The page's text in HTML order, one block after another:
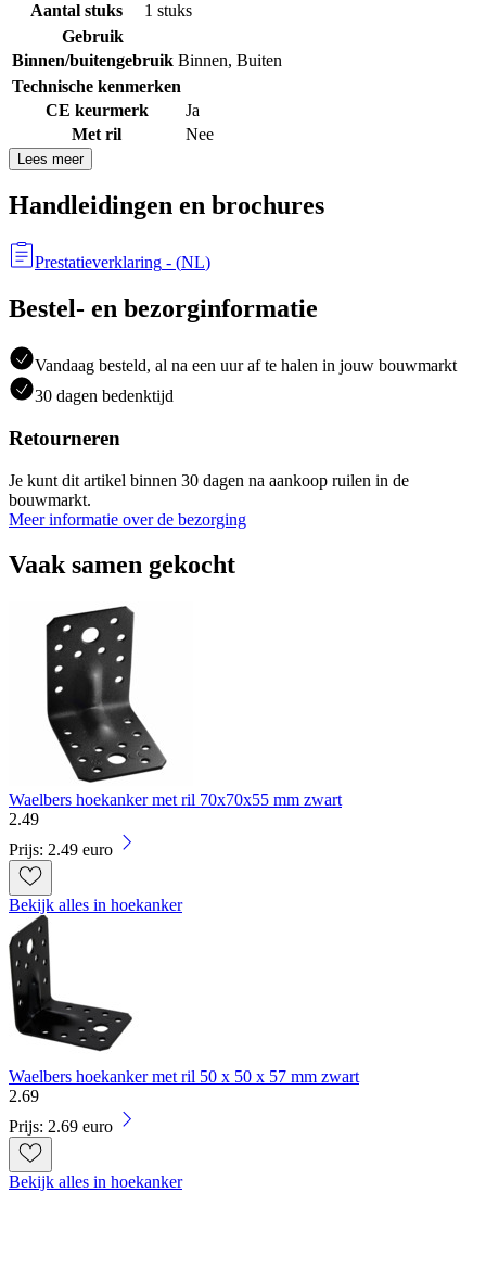
Aantal stuks
1 stuks
Gebruik
Binnen/buitengebruik Binnen, Buiten
Technische kenmerken
CE keurmerk
Ja
Met ril
Nee
Lees meer
Handleidingen en brochures
Prestatieverklaring - (NL)
Bestel- en bezorginformatie
Vandaag besteld, al na een uur af te halen in jouw bouwmarkt
30 dagen bedenktijd
Retourneren
Je kunt dit artikel binnen 30 dagen na aankoop ruilen in de
bouwmarkt.
Meer informatie over de bezorging
Vaak samen gekocht
Waelbers hoekanker met ril 70x70x55 mm zwart
2.49
Prijs: 2.49 euro
Bekijk alles in hoekanker
Waelbers hoekanker met ril 50 x 50 x 57 mm zwart
2.69
Prijs: 2.69 euro
Bekijk alles in hoekanker